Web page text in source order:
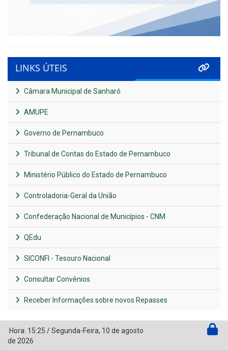
LINKS ÚTEIS
Câmara Municipal de Sanharó
AMUPE
Governo de Pernambuco
Tribunal de Contas do Estado de Pernambuco
Ministério Público do Estado de Pernambuco
Controladoria-Geral da União
Confederação Nacional de Municípios - CNM
QEdu
SICONFI - Tesouro Nacional
Consultar Convênios
Receber Informações sobre novos Repasses
Hora: 15:25 /Segunda-Feira, 10 de agosto
de 2026